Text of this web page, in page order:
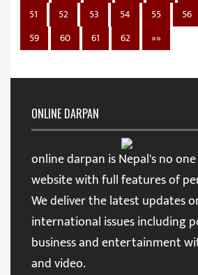
51
52 53 54 55 56
59
60 61 62 »»
ONLINE DARPAN
online darpan is Nepal's no
website with full features of
We deliver the latest updates
international issues including
business and entertainment
and video.